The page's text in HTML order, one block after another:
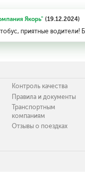
Якорь" (19.12.2024)
приятные водители!
Контроль качества
Правила и документы
Транспортным
компаниям
Отзывы о поездках